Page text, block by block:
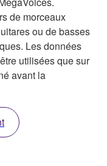
de morceaux
ou de basses
Les données
utilisées que sur
avant la